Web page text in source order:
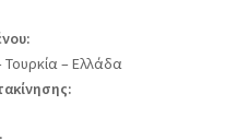
Τουρκία – Ελλάδα